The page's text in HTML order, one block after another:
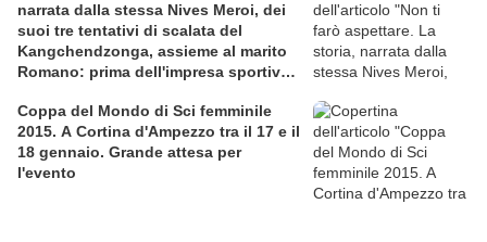
narrata dalla stessa Nives Meroi, dei
suoi tre tentativi di scalata del
Kangchendzonga, assieme al marito
Romano: prima dell'impresa sportiva,
Coppa del Mondo di Sci femminile
2015. A Cortina d'Ampezzo tra il 17 e il
18 gennaio. Grande attesa per
l'evento